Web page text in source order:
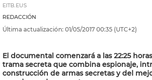
EITB.EUS
REDACCIÓN
Última actualización: 01/05/2017 00:35 (UTC+2)
El documental comenzará a las 22:25
trama secreta que combina espionaje,
construcción de armas secretas y del